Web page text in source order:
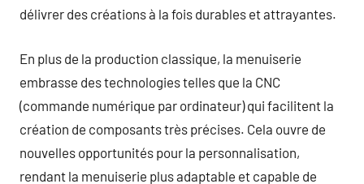
délivrer des créations à la fois durables et attrayantes.
En plus de la production classique, la menuiserie
embrasse des technologies telles que la CNC
(commande numérique par ordinateur) qui facilitent la
création de composants très précises. Cela ouvre de
nouvelles opportunités pour la personnalisation,
rendant la menuiserie plus adaptable et capable de